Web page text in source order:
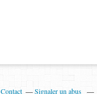
Contact
Signaler un abus